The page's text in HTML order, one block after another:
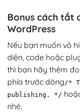
Bonus cách tắt
WordPress
Nếu bạn muốn vô
diện, code hoặc
thì bạn hãy thêm
phía trước dòng/*
publishing. */
nhé.